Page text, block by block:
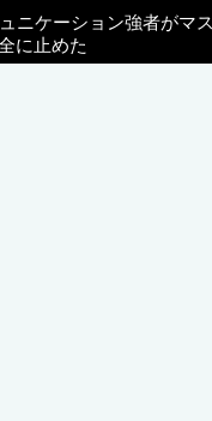
ニケーション強者がマ
に止めた